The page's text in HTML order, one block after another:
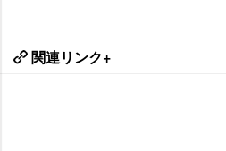
関連リンク+